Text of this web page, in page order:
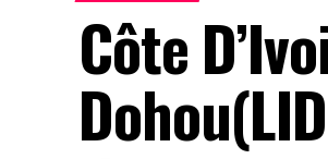
Côte